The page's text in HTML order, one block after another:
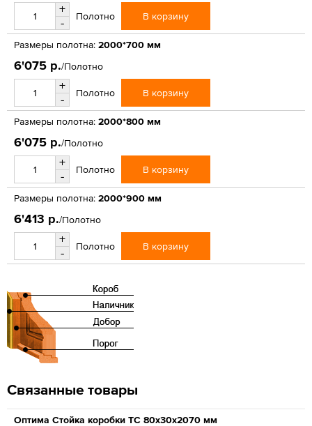
+
-
Полотно В корзину
Размеры полотна: 2000*700 мм
6'075 р./Полотно
+
-
Полотно В корзину
Размеры полотна: 2000*800 мм
6'075 р./Полотно
+
-
Полотно В корзину
Размеры полотна: 2000*900 мм
6'413 р./Полотно
+
-
Полотно В корзину
Связанные товары
Оптима Стойка коробки ТС 80х30х2070 мм